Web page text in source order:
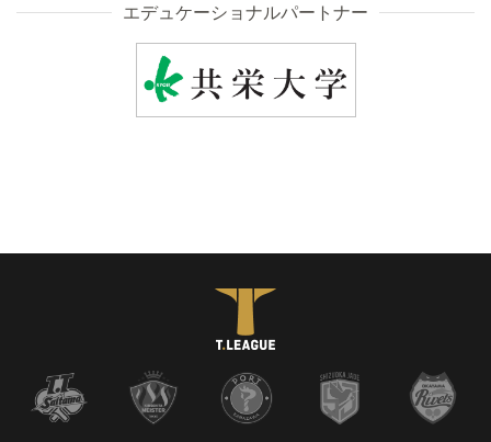
エデュケーショナルパートナー